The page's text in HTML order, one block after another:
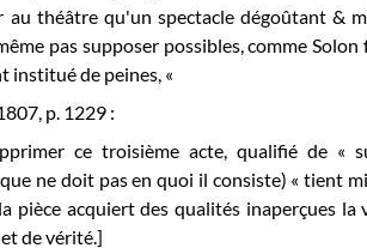
au théâtre qu'un spectacle dégoûtant &
pas supposer possibles, comme
de peines, «
p. 1229 :
ce troisième acte, qualifié de «
ne doit pas en quoi il consiste) « tient
pièce acquiert des qualités inaperçues
de vérité.]